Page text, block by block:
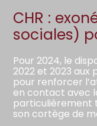
CHR :
sociales)
Pour 2024, le
2022 et 2023
pour renforcer
en contact avec
particulièrement
son cortège de